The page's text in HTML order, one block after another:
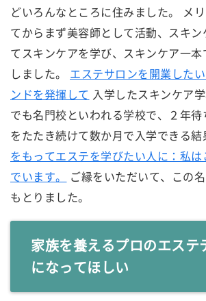
どいろんなところに住みました。 メ
てからまず美容師として活動、スキ
てスキンケアを学び、スキンケア一
しました。 エステサロンを開業した
ンドを発揮して 入学したスキンケア
でも名門校といわれる学校で、２年
をたたき続けて数か月で入学できる結
をもってエステを学びたい人に：私
でいます。
ご縁をいただいて、この
もとりました。
家族を養えるプロのエステ
になってほしい